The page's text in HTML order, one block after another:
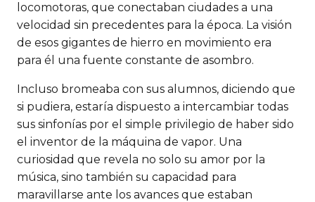
locomotoras, que conectaban ciudades a una
velocidad sin precedentes para la época. La visión
de esos gigantes de hierro en movimiento era
para él una fuente constante de asombro.
Incluso bromeaba con sus alumnos, diciendo que
si pudiera, estaría dispuesto a intercambiar todas
sus sinfonías por el simple privilegio de haber sido
el inventor de la máquina de vapor. Una
curiosidad que revela no solo su amor por la
música, sino también su capacidad para
maravillarse ante los avances que estaban